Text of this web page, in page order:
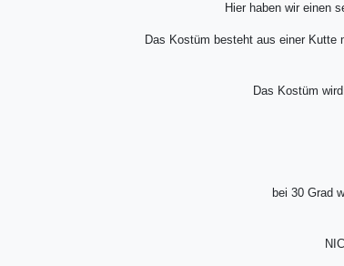
Hier haben wir einen
Das Kostüm besteht aus einer Kutte
Das Kostüm
bei 30 Grad